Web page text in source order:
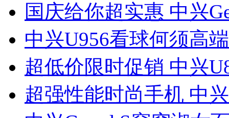
国庆给你超实惠 中兴
中兴U956看球何须高
超低价限时促销 中兴
超强性能时尚手机 中